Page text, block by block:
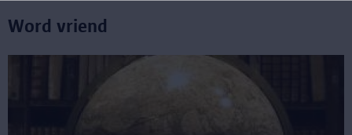
Word vriend